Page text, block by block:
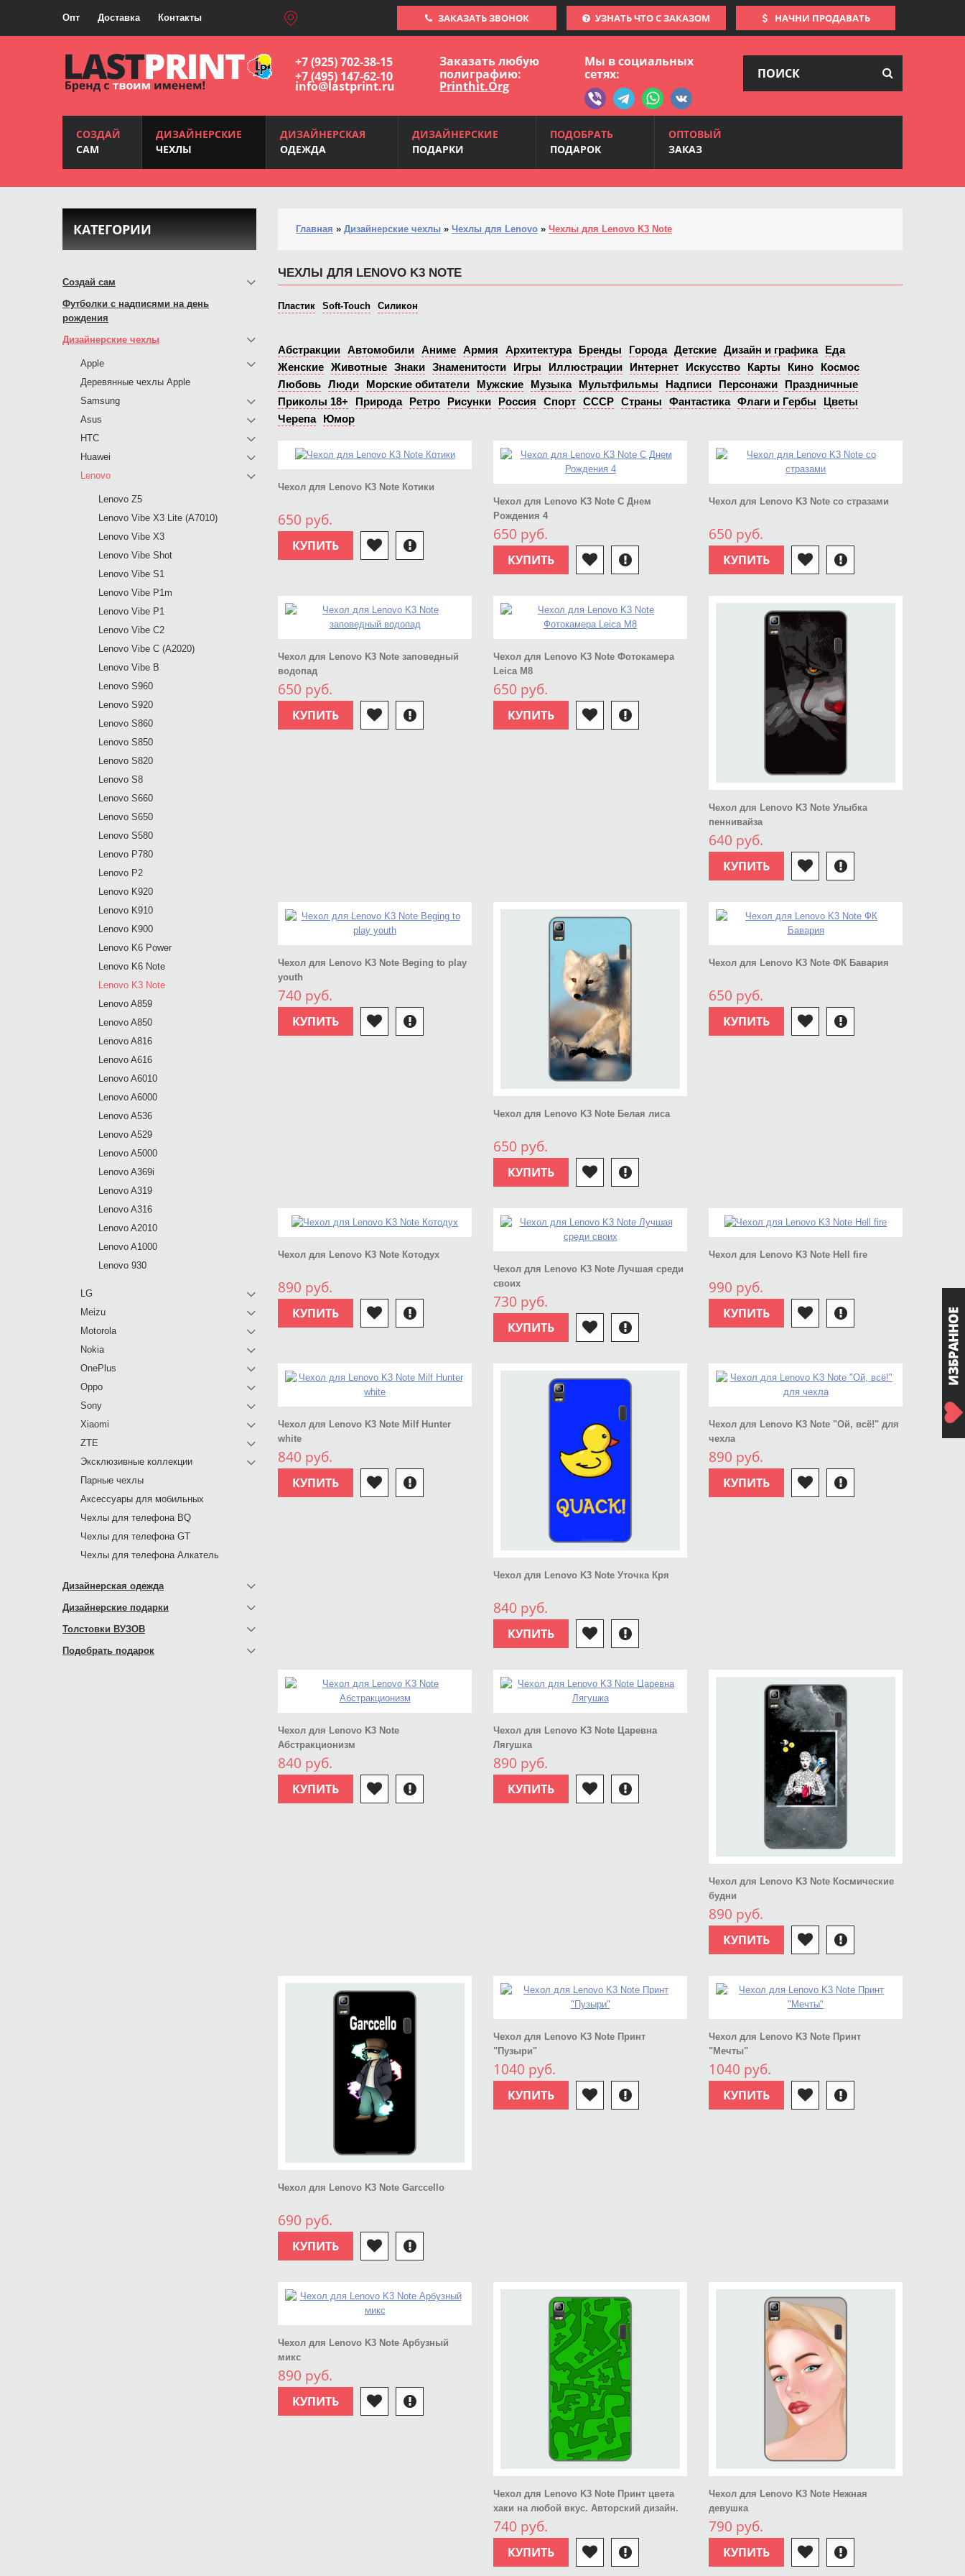
Опт Доставка Контакты ЗАКАЗАТЬ ЗВОНОК УЗНАТЬ ЧТО С ЗАКАЗОМ НАЧНИ ПРОДАВАТЬ
+7 (925) 702-38-15
+7 (495) 147-62-10
info@lastprint.ru
Заказать любую
полиграфию:
Printhit.Org
Мы в социальных
сетях:
СОЗДАЙ
САМ
ДИЗАЙНЕРСКИЕ
ЧЕХЛЫ
ДИЗАЙНЕРСКАЯ
ОДЕЖДА
ДИЗАЙНЕРСКИЕ
ПОДАРКИ
ПОДОБРАТЬ
ПОДАРОК
ОПТОВЫЙ
ЗАКАЗ
Главная » Дизайнерские чехлы » Чехлы для Lenovo » Чехлы для Lenovo K3 Note
ЧЕХЛЫ ДЛЯ LENOVO K3 NOTE
Пластик Soft-Touch Силикон
Абстракции Автомобили Аниме Армия Архитектура Бренды Города Детские Дизайн и графика
Еда
Женские Животные Знаки Знаменитости Игры Иллюстрации Интернет Искусство Карты Кино
Космос
Любовь Люди Морские обитатели Мужские Музыка Мультфильмы Надписи Персонажи
Праздничные
Приколы 18+
Природа Ретро Рисунки Россия Спорт СССР Страны Фантастика Флаги и Гербы
Цветы
Черепа
Юмор
Чехол для Lenovo K3 Note Котики
650 руб.
КУПИТЬ
Чехол для Lenovo K3 Note С Днем
Рождения 4
650 руб.
КУПИТЬ
Чехол для Lenovo K3 Note со стразами
650 руб.
КУПИТЬ
Чехол для Lenovo K3 Note заповедный
водопад
650 руб.
КУПИТЬ
Чехол для Lenovo K3 Note Фотокамера
Leica M8
650 руб.
КУПИТЬ
Чехол для Lenovo K3 Note Улыбка
пеннивайза
640 руб.
КУПИТЬ
Чехол для Lenovo K3 Note Beging to play
youth
740 руб.
КУПИТЬ
Чехол для Lenovo K3 Note Белая лиса
650 руб.
КУПИТЬ
Чехол для Lenovo K3 Note ФК Бавария
650 руб.
КУПИТЬ
Чехол для Lenovo K3 Note Котодух
890 руб.
КУПИТЬ
Чехол для Lenovo K3 Note Лучшая среди
своих
730 руб.
КУПИТЬ
Чехол для Lenovo K3 Note Hell fire
990 руб.
КУПИТЬ
Чехол для Lenovo K3 Note Milf Hunter
white
840 руб.
КУПИТЬ
Чехол для Lenovo K3 Note Уточка Кря
840 руб.
КУПИТЬ
Чехол для Lenovo K3 Note "Ой, всё!" для
чехла
890 руб.
КУПИТЬ
Чехол для Lenovo K3 Note
Абстракционизм
840 руб.
КУПИТЬ
Чехол для Lenovo K3 Note Царевна
Лягушка
890 руб.
КУПИТЬ
Чехол для Lenovo K3 Note Космические
будни
890 руб.
КУПИТЬ
Чехол для Lenovo K3 Note Garccello
690 руб.
КУПИТЬ
Чехол для Lenovo K3 Note Принт
"Пузыри"
1040 руб.
КУПИТЬ
Чехол для Lenovo K3 Note Принт
"Мечты"
1040 руб.
КУПИТЬ
Чехол для Lenovo K3 Note Арбузный
микс
890 руб.
КУПИТЬ
Чехол для Lenovo K3 Note Принт цвета
хаки на любой вкус. Авторский дизайн.
740 руб.
КУПИТЬ
Чехол для Lenovo K3 Note Нежная
девушка
790 руб.
КУПИТЬ
КАТЕГОРИИ
Создай сам
Футболки с надписями на день
рождения
Дизайнерские чехлы
Apple
Деревянные чехлы Apple
Samsung
Asus
HTC
Huawei
Lenovo
Lenovo Z5
Lenovo Vibe X3 Lite (A7010)
Lenovo Vibe X3
Lenovo Vibe Shot
Lenovo Vibe S1
Lenovo Vibe P1m
Lenovo Vibe P1
Lenovo Vibe C2
Lenovo Vibe C (A2020)
Lenovo Vibe B
Lenovo S960
Lenovo S920
Lenovo S860
Lenovo S850
Lenovo S820
Lenovo S8
Lenovo S660
Lenovo S650
Lenovo S580
Lenovo P780
Lenovo P2
Lenovo K920
Lenovo K910
Lenovo K900
Lenovo K6 Power
Lenovo K6 Note
Lenovo K3 Note
Lenovo A859
Lenovo A850
Lenovo A816
Lenovo A616
Lenovo A6010
Lenovo A6000
Lenovo A536
Lenovo A529
Lenovo A5000
Lenovo A369i
Lenovo A319
Lenovo A316
Lenovo A2010
Lenovo A1000
Lenovo 930
LG
Meizu
Motorola
Nokia
OnePlus
Oppo
Sony
Xiaomi
ZTE
Эксклюзивные коллекции
Парные чехлы
Аксессуары для мобильных
Чехлы для телефона BQ
Чехлы для телефона GT
Чехлы для телефона Алкатель
Дизайнерская одежда
Дизайнерские подарки
Толстовки ВУЗОВ
Подобрать подарок